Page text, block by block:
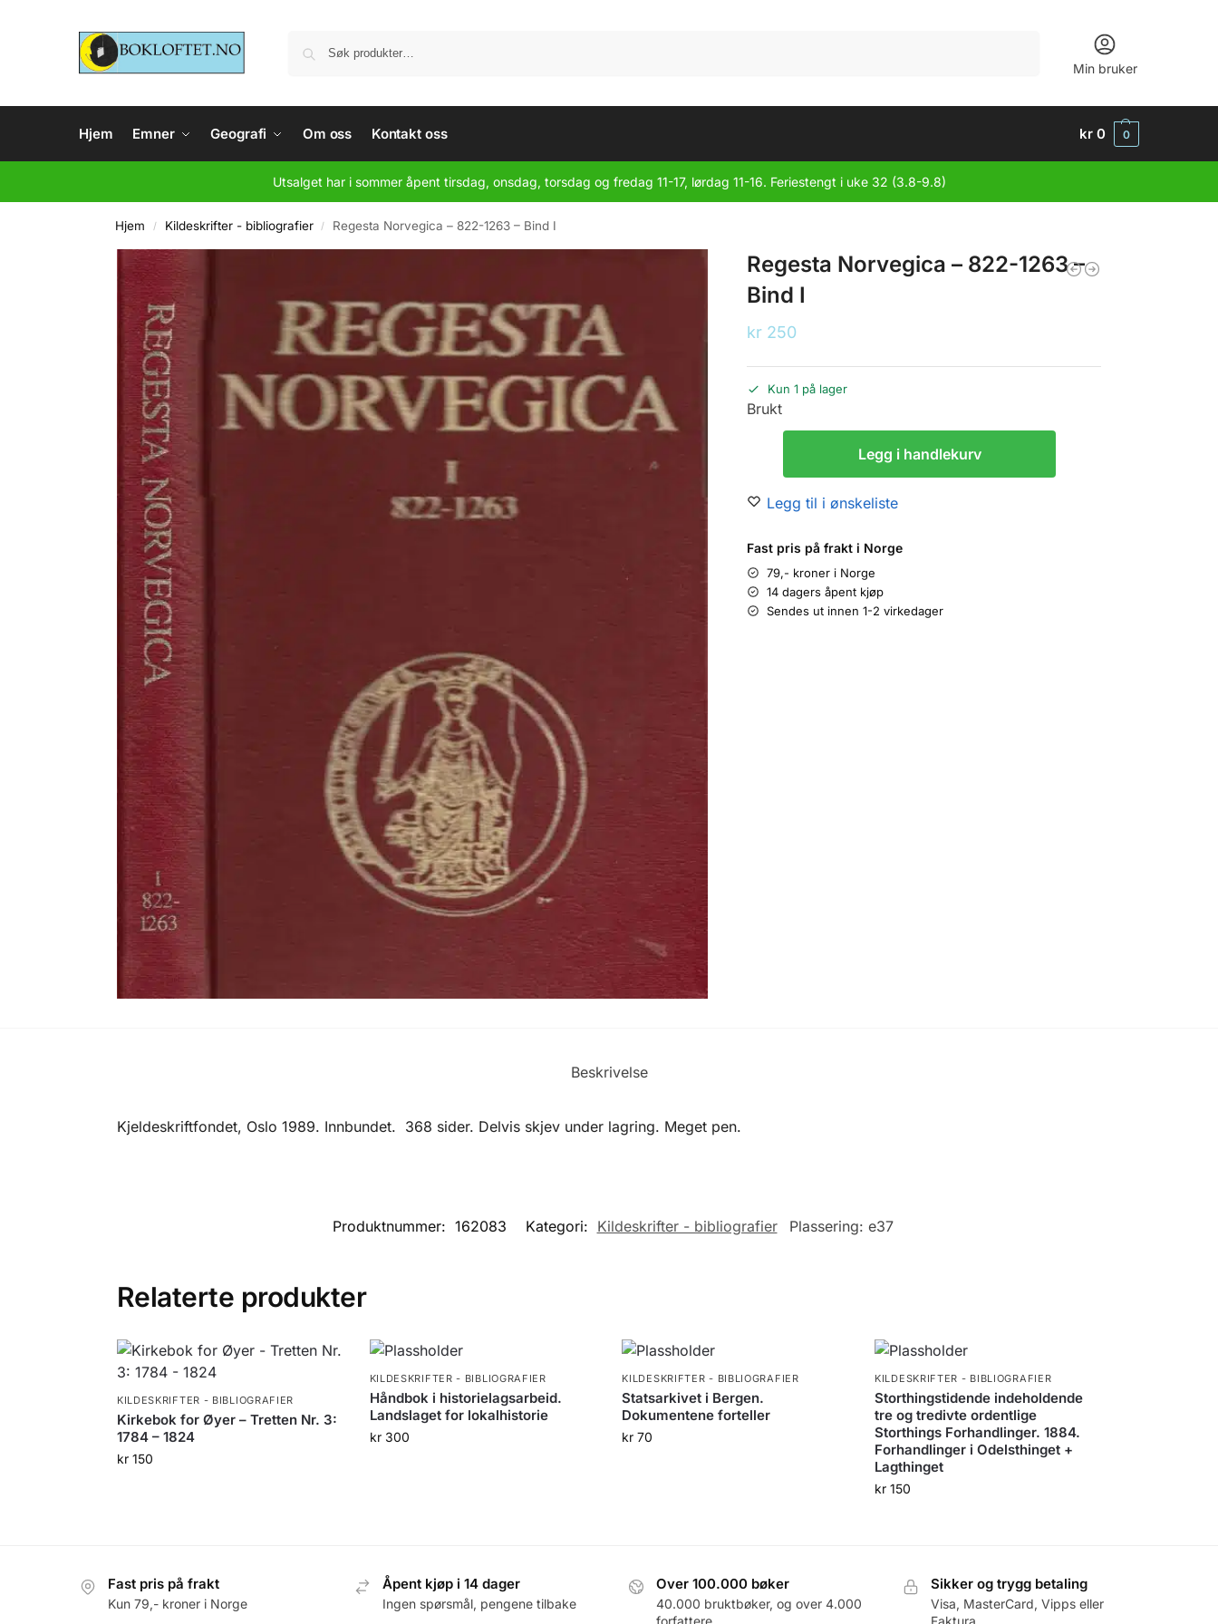
Min bruker
Hjem Emner Geografi Om oss Kontakt oss kr 0 0
Utsalget har i sommer åpent tirsdag, onsdag, torsdag og fredag 11-17, lørdag 11-16. Feriestengt i uke 32 (3.8-9.8)
Hjem / Kildeskrifter - bibliografier / Regesta Norvegica – 822-1263 – Bind I
Regesta Norvegica – 822-1263 –
Bind I
kr 250
Kun 1 på lager
Brukt
Legg i handlekurv
Legg til i ønskeliste
Fast pris på frakt i Norge
79,- kroner i Norge
14 dagers åpent kjøp
Sendes ut innen 1-2 virkedager
Beskrivelse
Kjeldeskriftfondet, Oslo 1989. Innbundet. 368 sider. Delvis skjev under lagring. Meget pen.
Produktnummer: 162083 Kategori: Kildeskrifter - bibliografier Plassering: e37
Relaterte produkter
KILDESKRIFTER - BIBLIOGRAFIER
Kirkebok for Øyer – Tretten Nr. 3:
1784 – 1824
kr150
KILDESKRIFTER - BIBLIOGRAFIER
Håndbok i historielagsarbeid.
Landslaget for lokalhistorie
kr300
KILDESKRIFTER - BIBLIOGRAFIER
Statsarkivet i Bergen.
Dokumentene forteller
kr 70
KILDESKRIFTER - BIBLIOGRAFIER
Storthingstidende indeholdende
tre og tredivte ordentlige
Storthings Forhandlinger. 1884.
Forhandlinger i Odelsthinget +
Lagthinget
kr 150
Fast pris på frakt
Kun 79,- kroner i Norge
Åpent kjøp i 14 dager
Ingen spørsmål, pengene tilbake
Over 100.000 bøker
40.000 bruktbøker, og over 4.000
Sikker og trygg betaling
Visa, MasterCard, Vipps eller